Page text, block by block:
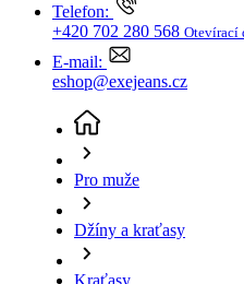
Pro muže
Kraťasy
Pánské kraťasy
(aktuální stránka)